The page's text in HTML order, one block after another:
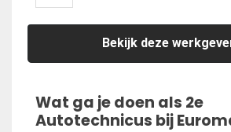
Bekijk deze
Wat ga je doen als 2e
Autotechnicus bij